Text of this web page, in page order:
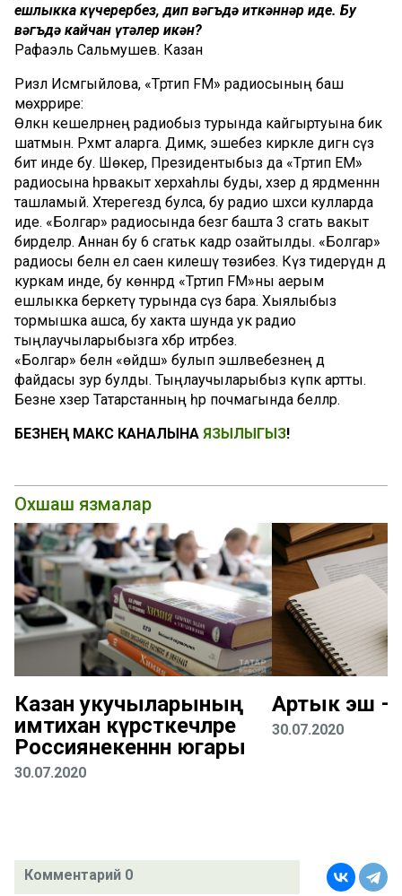
ешлыкка күчерербез, дип вәгъдә иткәннәр иде. Бу
вәгъдә кайчан үтәлер икән?
Рафаэль Сальмушев. Казан
Ризәлә Исмәгыйлова, «Тәртип FM» радиосының баш
мөхәррире:
Өлкән кешеләрнең радиобыз турында кайгыртуына бик
шатмын. Рәхмәт аларга. Димәк, эшебез кирәкле дигән сүз
бит инде бу. Шөкер, Президентыбыз да «Тәртип EM»
радиосына һәрвакыт хәерхаһлы буды, хәзер дә ярдәменнән
ташламый. Хәтерегездә булса, бу радио шәхси кулларда
иде. «Болгар» радиосында безгә башта 3 сәгать вакыт
бирделәр. Аннан бу 6 сәгатькә кадәр озайтылды. «Болгар»
радиосы белән ел саен килешү төзибез. Күз тидерүдән дә
куркам инде, бу көннәрдә «Тәртип FM»ны аерым
ешлыкка беркетү турында сүз бара. Хыялыбыз
тормышка ашса, бу хакта шунда ук радио
тыңлаучыларыбызга хәбәр итәрбез.
«Болгар» белән «өйдәш» булып эшләвебезнең дә
файдасы зур булды. Тыңлаучыларыбыз күпкә артты.
Безне хәзер Татарстанның һәр почмагында беләләр.
БЕЗНЕҢ МАКС КАНАЛЫНА ЯЗЫЛЫГЫЗ!
Охшаш язмалар
Казан укучыларының
имтихан күрсәткечләре
Россиянекеннән югары
30.07.2020
Артык эш –
30.07.2020
Комментарий 0